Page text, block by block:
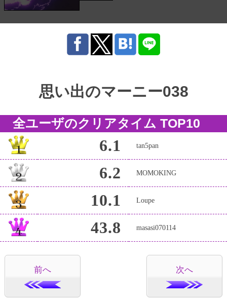
思い出のマーニー038
全ユーザのクリアタイム TOP10
6.1 tan5pan
6.2 MOMOKING
10.1 Loupe
43.8 masasi070114
前へ 次へ